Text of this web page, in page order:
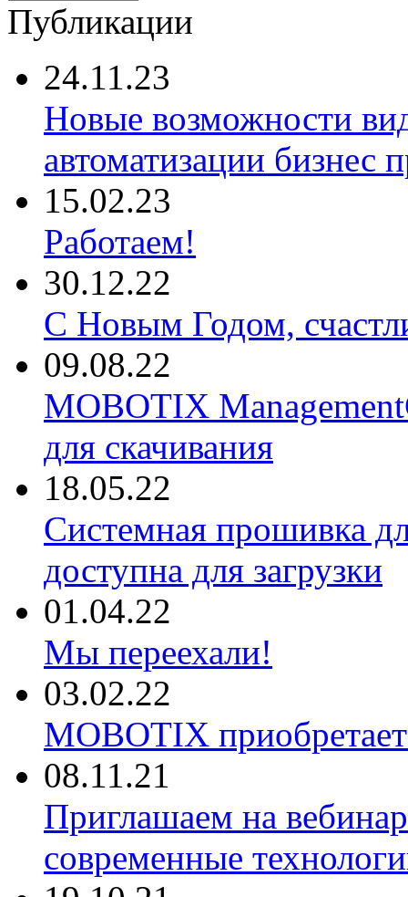
Публикации
24.11.23
Новые возможности
автоматизации бизнес
15.02.23
Работаем!
30.12.22
С Новым Годом,
09.08.22
MOBOTIX
для скачивания
18.05.22
Системная прошивка
доступна для загрузки
01.04.22
Мы переехали!
03.02.22
MOBOTIX
08.11.21
Приглашаем на
современные